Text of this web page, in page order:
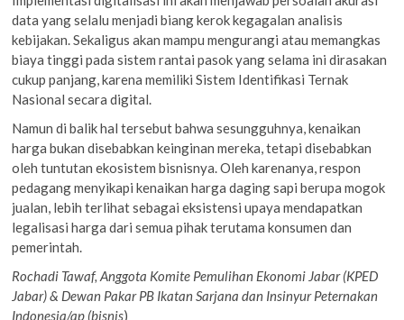
data yang selalu menjadi biang kerok kegagalan analisis
kebijakan. Sekaligus akan mampu mengurangi atau memangkas
biaya tinggi pada sistem rantai pasok yang selama ini dirasakan
cukup panjang, karena memiliki Sistem Identifikasi Ternak
Nasional secara digital.
Namun di balik hal tersebut bahwa sesungguhnya, kenaikan
harga bukan disebabkan keinginan mereka, tetapi disebabkan
oleh tuntutan ekosistem bisnisnya. Oleh karenanya, respon
pedagang menyikapi kenaikan harga daging sapi berupa mogok
jualan, lebih terlihat sebagai eksistensi upaya mendapatkan
legalisasi harga dari semua pihak terutama konsumen dan
pemerintah.
Rochadi Tawaf, Anggota Komite Pemulihan Ekonomi Jabar (KPED
Jabar) & Dewan Pakar PB Ikatan Sarjana dan Insinyur Peternakan
Indonesia/ap (bisnis)